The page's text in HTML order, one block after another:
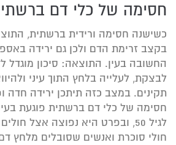
חסימה של כלי דם
כשישנה חסימה ורידית ברשתית,
בקצב זרימת הדם ולכן גם ירידה
החשובה בעין. התוצאה: סיכון מוגדל
לבצקת, לעלייה בלחץ התוך עיני
תקינים. במצב כזה תיתכן ירידה חדה
חסימה של כלי דם ברשתית פוגעת
לגיל 50, ובפרט היא נפוצה אצל
חולי סוכרת ואנשים שסובלים מלחץ